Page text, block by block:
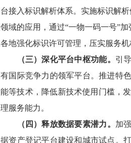
台接入标识解析体系。实施标识解
领域的应用，通过“一物一码一号”
各地强化标识许可管理，压实服务
（三）深化平台中枢功能。 引
有国际竞争力的领军平台。推进特
能等技术，降低新技术使用门槛，
理服务能力。
（四）释放数据要素潜力。 加
据资产登记平台建设和城市试点。